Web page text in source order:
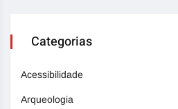
Categorias
Acessibilidade
Arqueologia